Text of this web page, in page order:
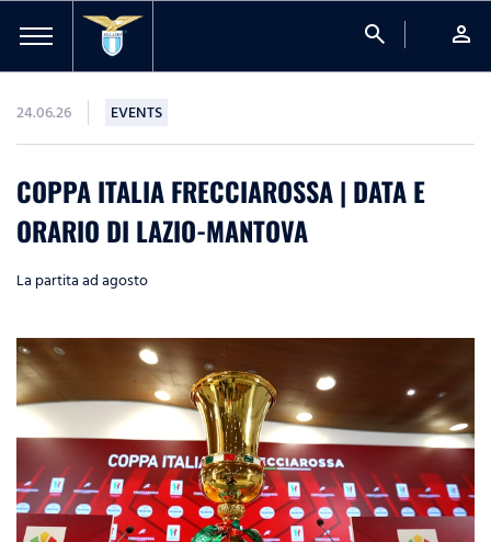
search person
24.06.26 EVENTS
COPPA ITALIA FRECCIAROSSA | DATA E
ORARIO DI LAZIO-MANTOVA
La partita ad agosto